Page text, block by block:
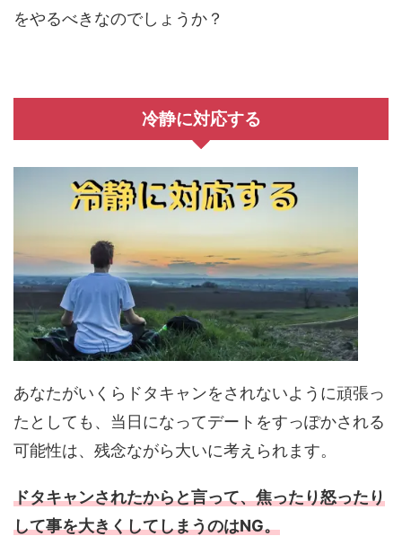
をやるべきなのでしょうか？
冷静に対応する
あなたがいくらドタキャンをされないように頑張っ
たとしても、当日になってデートをすっぽかされる
可能性は、残念ながら大いに考えられます。
ドタキャンされたからと言って、焦ったり怒ったり
して事を大きくしてしまうのはNG。